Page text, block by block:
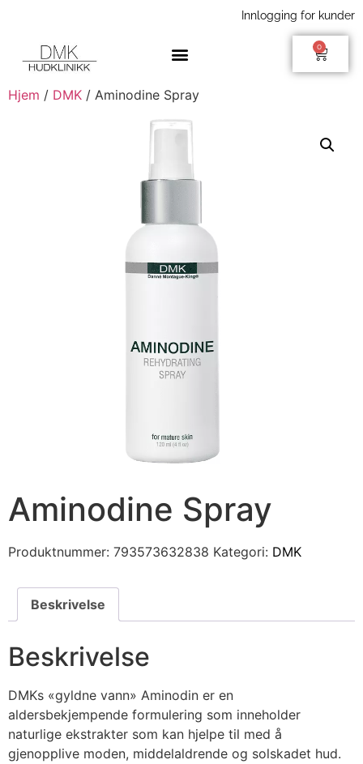
Innlogging for kunder
0
Hjem / DMK / Aminodine Spray
Aminodine Spray
Produktnummer: 793573632838 Kategori: DMK
Beskrivelse
Beskrivelse
DMKs «gyldne vann» Aminodin er en
aldersbekjempende formulering som inneholder
naturlige ekstrakter som kan hjelpe til med å
gjenopplive moden, middelaldrende og solskadet hud.